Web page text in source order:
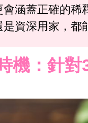
涵蓋正確的
資深用家，都
機：針對